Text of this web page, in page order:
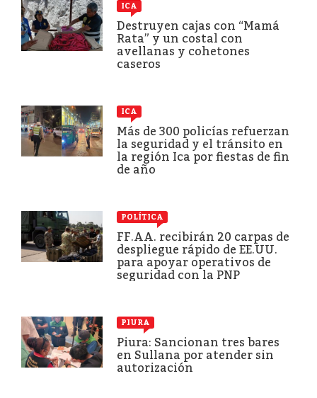
ICA
Destruyen cajas con “Mamá
Rata” y un costal con
avellanas y cohetones
caseros
ICA
Más de 300 policías refuerzan
la seguridad y el tránsito en
la región Ica por fiestas de fin
de año
POLÍTICA
FF.AA. recibirán 20 carpas de
despliegue rápido de EE.UU.
para apoyar operativos de
seguridad con la PNP
PIURA
Piura: Sancionan tres bares
en Sullana por atender sin
autorización